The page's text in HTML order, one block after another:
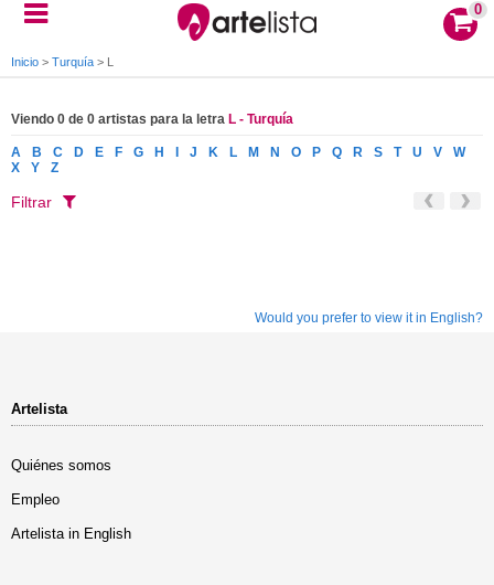
0
Inicio > Turquía > L
Viendo 0 de 0 artistas para la letra L - Turquía
A B C D E F G H J K L M N O P Q R S T U V
W
X
Y Z
Filtrar
Would you prefer to view it in English?
Artelista
Quiénes somos
Empleo
Artelista in English